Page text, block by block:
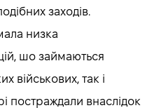
заходів.
низка
шо займаються
військових, так і
постраждали внаслідок